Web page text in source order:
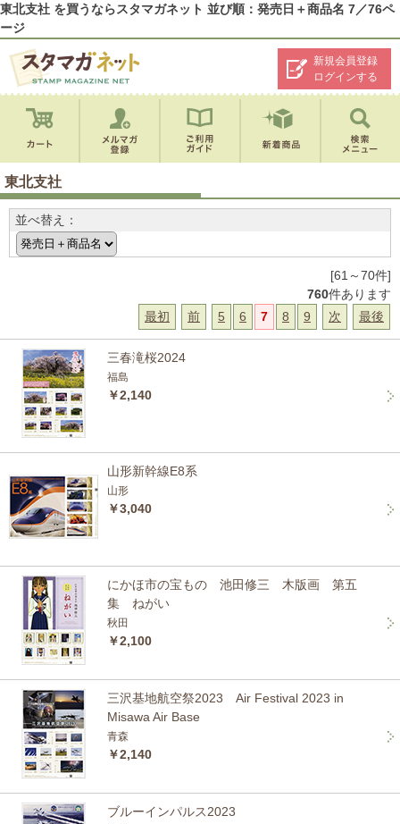
東北支社 を買うならスタマガネット 並び順：発売日＋商品名 7／76ペ
ージ
新規会員登録
ログインする
東北支社
並べ替え：
[61～70件]
760件あります
最初
前 5 6 7 8 9 次 最後
三春滝桜2024
福島
￥2,140
山形新幹線E8系
山形
￥3,040
にかほ市の宝もの 池田修三 木版画 第五
集 ねがい
秋田
￥2,100
三沢基地航空祭2023 Air Festival 2023 in
Misawa Air Base
青森
￥2,140
ブルーインパルス2023